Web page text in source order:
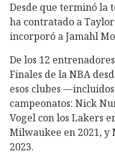
Desde que terminó la
ha contratado a
incorporó a Jamahl
De los 12
Finales de la NBA
esos clubes
campeonatos: Nick
Vogel con los Lakers
Milwaukee en 2021, y
2023.